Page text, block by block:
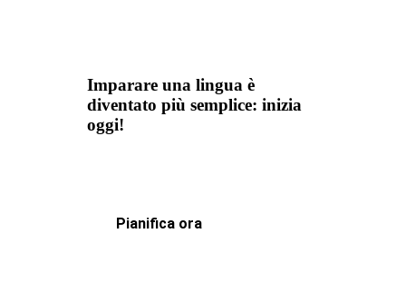
Imparare una lingua è
diventato più semplice: inizia
oggi!
Pianifica ora